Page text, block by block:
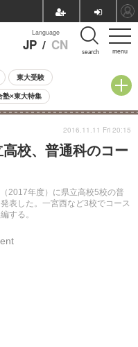
menu
Language
JP / CN search
東大受験
塾×東大特集
小学校受験
人気記事
高校、普通科のコー
2017年度）に県立高校5校の普
表した。一宮西など3校でコース
する。
2016.11.11 Fri 20:15